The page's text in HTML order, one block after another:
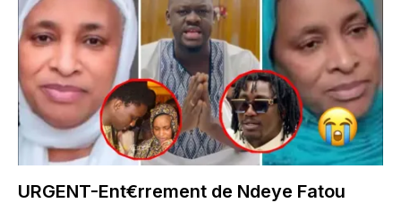
URGENT-Ent€rrement de Ndeye Fatou